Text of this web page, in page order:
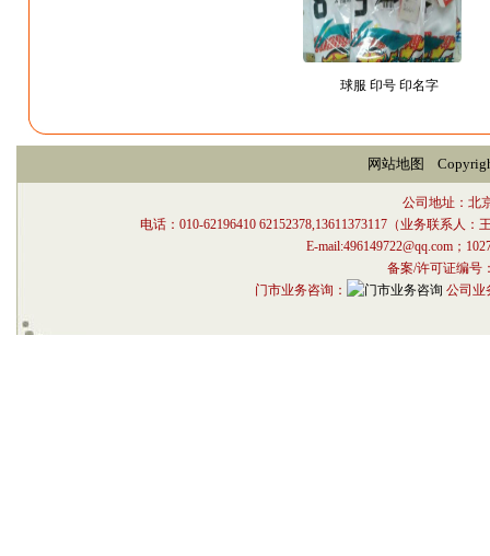
球服 印号 印名字
网站地图
公司地址：北
电话：010-62196410 62152378,13611373117（业务联系人
E-mail:496149722@qq.com；
备案/许可证编号
门市业务咨询：
公司业